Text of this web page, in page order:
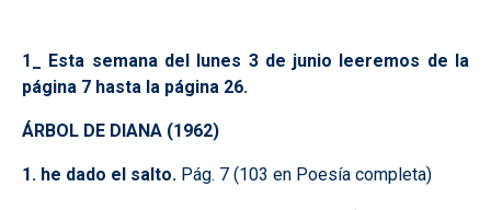
1_ Esta semana del lunes 3 de junio leeremos de la
página 7 hasta la página 26.
ÁRBOL DE DIANA (1962)
1. he dado el salto. Pág. 7 (103 en Poesía completa)